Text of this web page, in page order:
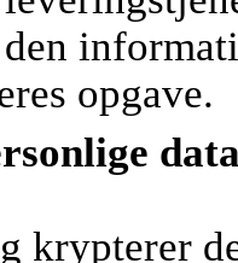
opgave.
krypterer